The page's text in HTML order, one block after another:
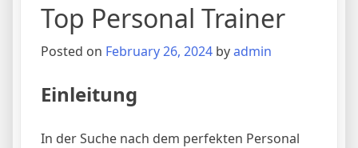
Top Personal Trainer
Posted on February 26, 2024 byadmin
Einleitung
In der Suche nach dem perfekten Personal